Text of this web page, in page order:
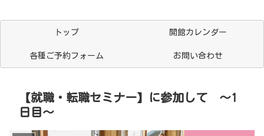
トップ 開館カレンダー
各種ご予約フォーム お問い合わせ
【就職・転職セミナー】に参加して ～1
日目～